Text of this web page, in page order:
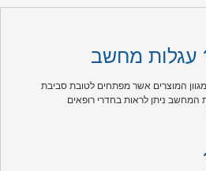
עגלות מחשב
המוצרים אשר מפתחים לטובת סביבת
המחשב ניתן לראות בחדרי רופאים